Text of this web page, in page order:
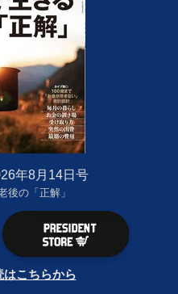
年8月14日号
後の「正解」
こちらから